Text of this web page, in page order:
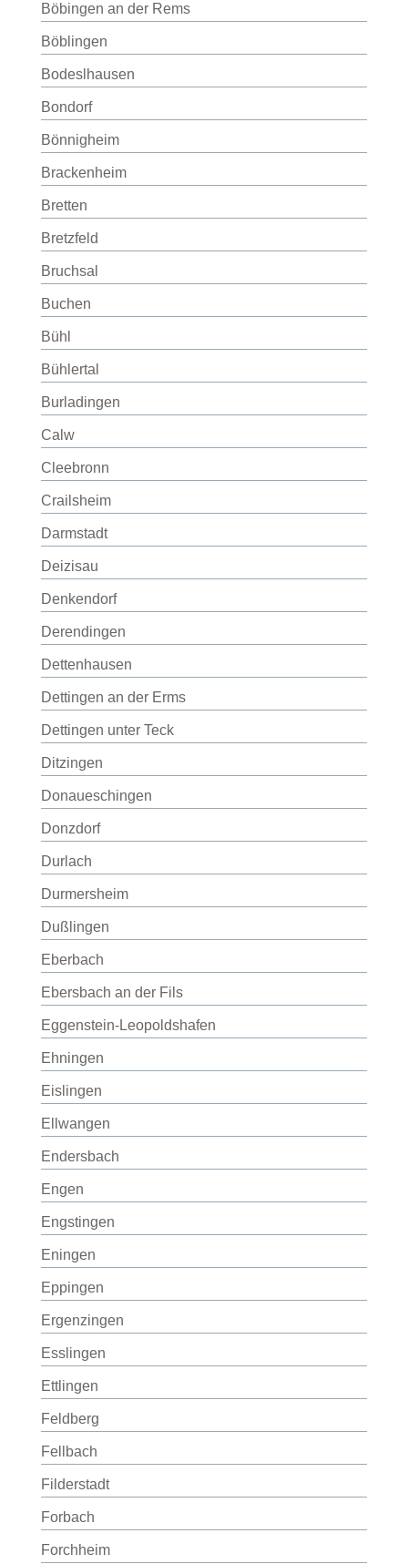
Böbingen an der Rems
Böblingen
Bodeslhausen
Bondorf
Bönnigheim
Brackenheim
Bretten
Bretzfeld
Bruchsal
Buchen
Bühl
Bühlertal
Burladingen
Calw
Cleebronn
Crailsheim
Darmstadt
Deizisau
Denkendorf
Derendingen
Dettenhausen
Dettingen an der Erms
Dettingen unter Teck
Ditzingen
Donaueschingen
Donzdorf
Durlach
Durmersheim
Dußlingen
Eberbach
Ebersbach an der Fils
Eggenstein-Leopoldshafen
Ehningen
Eislingen
Ellwangen
Endersbach
Engen
Engstingen
Eningen
Eppingen
Ergenzingen
Esslingen
Ettlingen
Feldberg
Fellbach
Filderstadt
Forbach
Forchheim